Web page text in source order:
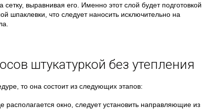
сетку, выравнивая его. Именно этот слой будет подготовкой
шпаклевки, что следует наносить исключительно на
штукатуркой без утепления
то она состоит из следующих этапов:
располагается окно, следует установить направляющие из